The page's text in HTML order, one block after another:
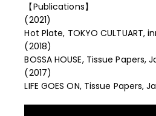
【Publications】
(2021)
Hot Plate, TOKYO CULTUART,
(2018)
BOSSA HOUSE, Tissue Papers,
(2017)
LIFE GOES ON, Tissue Papers,